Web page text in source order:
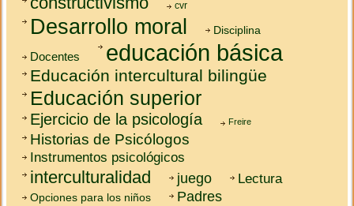
cvr
Desarrollo moral Disciplina
Docentes educación básica
Educación intercultural bilingüe
Educación superior
Ejercicio de la psicología Freire
Historias de Psicólogos
Instrumentos psicológicos
interculturalidad juego Lectura
Opciones para los niños Padres